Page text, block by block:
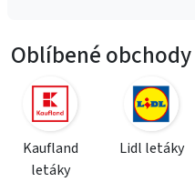
Oblíbené obchody
Kaufland
letáky
Lidl letáky